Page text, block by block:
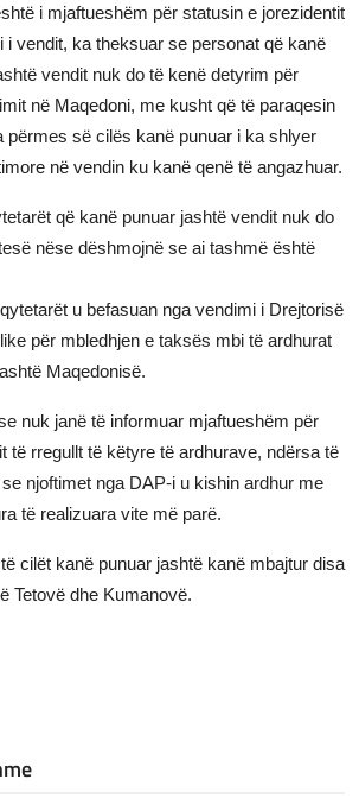
i mjaftueshëm për statusin e jorezidentit
i vendit, ka theksuar se personat që kanë
vendit nuk do të kenë detyrim për
në Maqedoni, me kusht që të paraqesin
përmes së cilës kanë punuar i ka shlyer
në vendin ku kanë qenë të angazhuar.
që kanë punuar jashtë vendit nuk do
nëse dëshmojnë se ai tashmë është
u befasuan nga vendimi i Drejtorisë
për mbledhjen e taksës mbi të ardhurat
Maqedonisë.
nuk janë të informuar mjaftueshëm për
të rregullt të këtyre të ardhurave, ndërsa të
njoftimet nga DAP-i u kishin ardhur me
të realizuara vite më parë.
cilët kanë punuar jashtë kanë mbajtur disa
Tetovë dhe Kumanovë.